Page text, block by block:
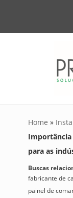
Home »
Importância
para as
Buscas
fabricante de
painel de